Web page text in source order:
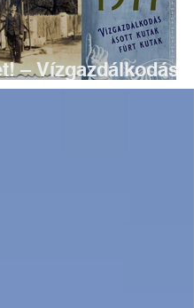
– Vízgazdálkodás
Solymáron